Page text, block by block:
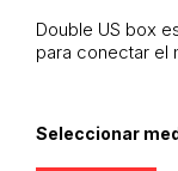
Double US box
para conectar el
Seleccionar